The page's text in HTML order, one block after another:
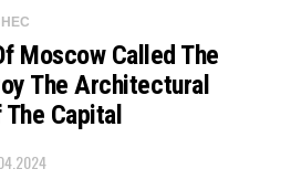
Moscow Called The
The Architectural
Capital